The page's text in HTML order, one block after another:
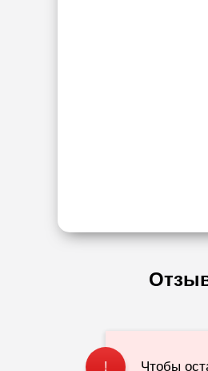
! Чтобы